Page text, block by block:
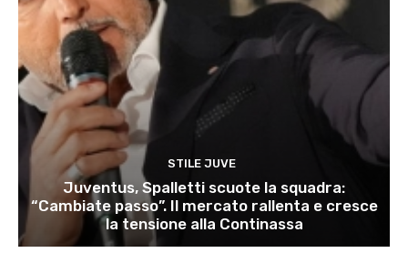
STILE JUVE
Juventus, Spalletti scuote la squadra:
“Cambiate passo”. Il mercato rallenta e cresce
la tensione alla Continassa